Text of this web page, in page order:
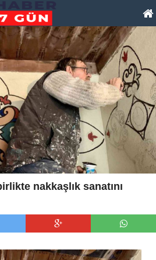
nakkaşlık sanatını